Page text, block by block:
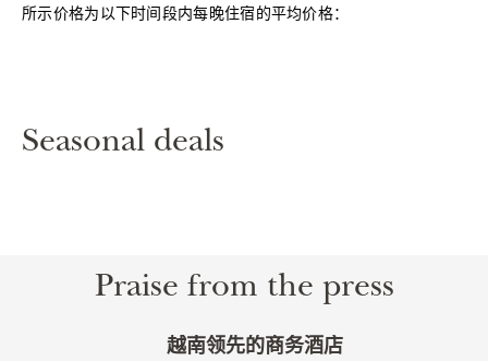
所示价格为以下时间段内每晚住宿的平均价格：
Seasonal deals
Praise from the press
越南领先的商务酒店